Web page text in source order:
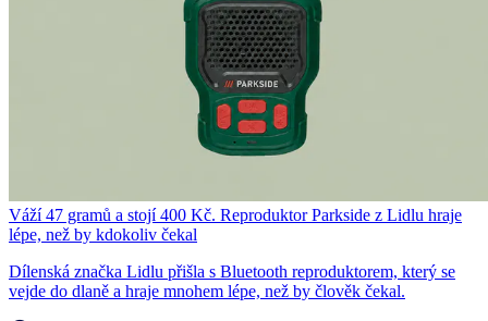
Váží 47 gramů a stojí 400 Kč. Reproduktor Parkside z Lidlu hraje
lépe, než by kdokoliv čekal
Dílenská značka Lidlu přišla s Bluetooth reproduktorem, který se
vejde do dlaně a hraje mnohem lépe, než by člověk čekal.